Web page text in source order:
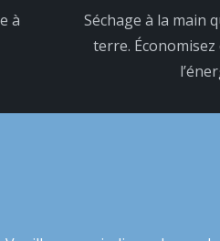
à
Séchage à la main
terre.